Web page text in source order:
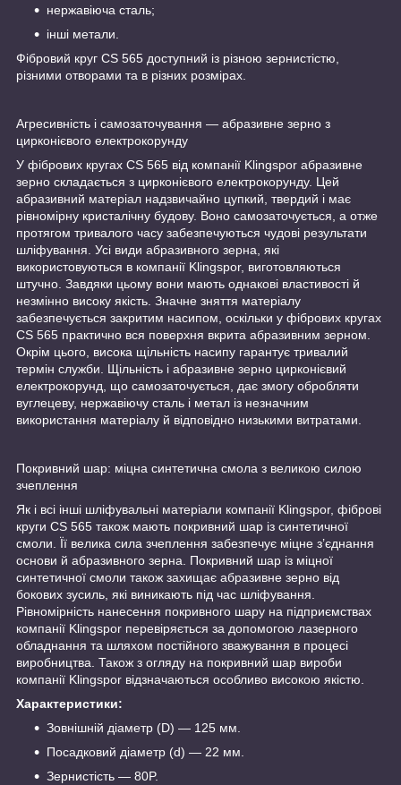
нержавіюча сталь;
інші метали.
Фібровий круг CS 565 доступний із різною зернистістю,
різними отворами та в різних розмірах.
Агресивність і самозаточування — абразивне зерно з
цирконієвого електрокорунду
У фібрових кругах CS 565 від компанії Klingspor абразивне
зерно складається з цирконієвого електрокорунду. Цей
абразивний матеріал надзвичайно цупкий, твердий і має
рівномірну кристалічну будову. Воно самозаточується, а отже
протягом тривалого часу забезпечуються чудові результати
шліфування. Усі види абразивного зерна, які
використовуються в компанії Klingspor, виготовляються
штучно. Завдяки цьому вони мають однакові властивості й
незмінно високу якість. Значне зняття матеріалу
забезпечується закритим насипом, оскільки у фібрових кругах
CS 565 практично вся поверхня вкрита абразивним зерном.
Окрім цього, висока щільність насипу гарантує тривалий
термін служби. Щільність і абразивне зерно цирконієвий
електрокорунд, що самозаточується, дає змогу обробляти
вуглецеву, нержавіючу сталь і метал із незначним
використання матеріалу й відповідно низькими витратами.
Покривний шар: міцна синтетична смола з великою силою
зчеплення
Як і всі інші шліфувальні матеріали компанії Klingspor, фіброві
круги CS 565 також мають покривний шар із синтетичної
смоли. Її велика сила зчеплення забезпечує міцне з’єднання
основи й абразивного зерна. Покривний шар із міцної
синтетичної смоли також захищає абразивне зерно від
бокових зусиль, які виникають під час шліфування.
Рівномірність нанесення покривного шару на підприємствах
компанії Klingspor перевіряється за допомогою лазерного
обладнання та шляхом постійного зважування в процесі
виробництва. Також з огляду на покривний шар вироби
компанії Klingspor відзначаються особливо високою якістю.
Характеристики:
Зовнішній діаметр (D) — 125 мм.
Посадковий діаметр (d) — 22 мм.
Зернистість — 80P.